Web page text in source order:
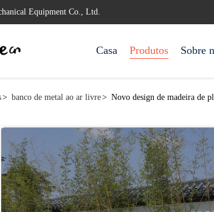
Equipment Co., Ltd.
Casa Produtos Sobre
> banco de metal ao ar livre> Novo design de madeira de